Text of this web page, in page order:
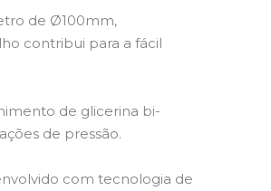
de Ø100mm,
contribui para a fácil
de glicerina bi-
de pressão.
com tecnologia de